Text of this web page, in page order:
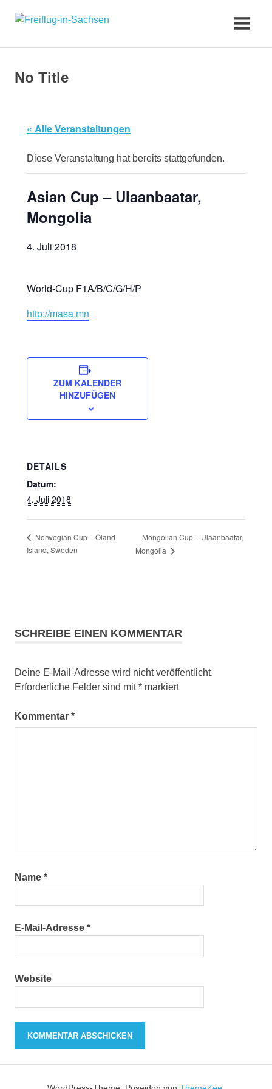
Inhalt
in-
No Title
« Alle Veranstaltungen
Diese Veranstaltung hat bereits stattgefunden.
Asian Cup – Ulaanbaatar,
Mongolia
4. Juli 2018
World-Cup F1A/B/C/G/H/P
http://masa.mn
ZUM KALENDER
HINZUFÜGEN
DETAILS
Datum:
4. Juli 2018
Norwegian Cup – Öland
Island, Sweden
Mongolian Cup – Ulaanbaatar,
Mongolia
SCHREIBE EINEN KOMMENTAR
Deine E-Mail-Adresse wird nicht veröffentlicht.
Erforderliche Felder sind mit* markiert
Kommentar *
Name *
E-Mail-Adresse *
Website